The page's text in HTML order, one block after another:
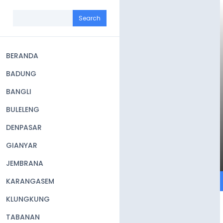
navigation
BERANDA
BADUNG
BANGLI
BULELENG
DENPASAR
GIANYAR
JEMBRANA
KARANGASEM
KLUNGKUNG
TABANAN